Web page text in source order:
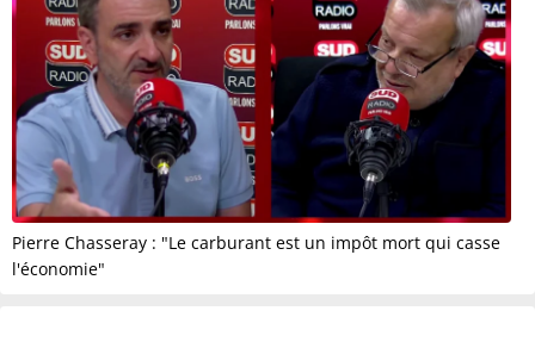
Pierre Chasseray : "Le carburant est un impôt mort qui casse
l'économie"